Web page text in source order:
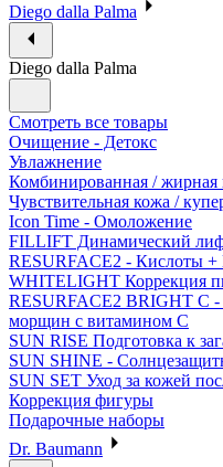
Diego dalla Palma
Diego dalla Palma
Смотреть все товары
Очищение - Детокс
Увлажнение
Комбинированная / жирная
Чувствительная кожа /
Icon Time - Омоложение
FILLIFT Динамический
RESURFACE2 - Кислоты
WHITELIGHT Коррекция
RESURFACE2 BRIGHT C
морщин с витамином С
SUN RISE Подготовка к
SUN SHINE -
SUN SET Уход за кожей
Коррекция фигуры
Подарочные наборы
Dr. Baumann